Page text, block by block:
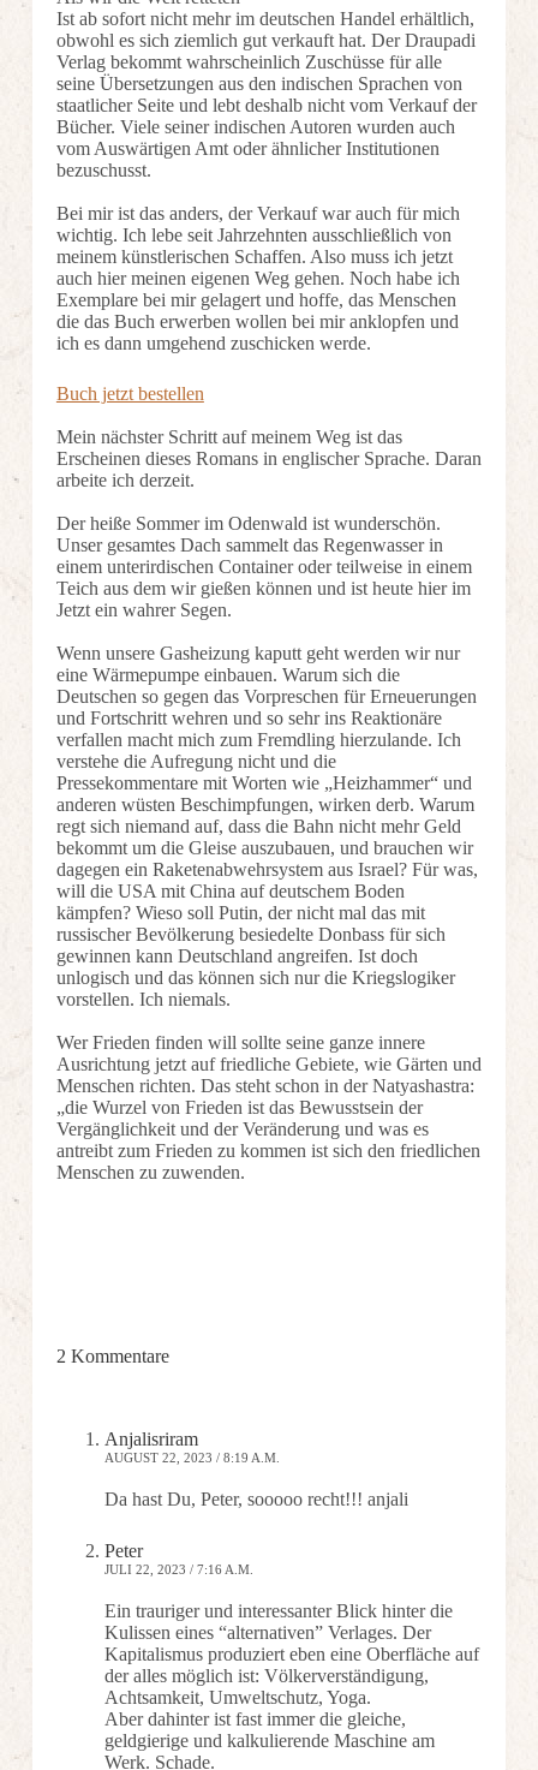
Ist ab sofort nicht mehr im deutschen Handel erhältlich,
obwohl es sich ziemlich gut verkauft hat. Der Draupadi
Verlag bekommt wahrscheinlich Zuschüsse für alle
seine Übersetzungen aus den indischen Sprachen von
staatlicher Seite und lebt deshalb nicht vom Verkauf der
Bücher. Viele seiner indischen Autoren wurden auch
vom Auswärtigen Amt oder ähnlicher Institutionen
bezuschusst.
Bei mir ist das anders, der Verkauf war auch für mich
wichtig. Ich lebe seit Jahrzehnten ausschließlich von
meinem künstlerischen Schaffen. Also muss ich jetzt
auch hier meinen eigenen Weg gehen. Noch habe ich
Exemplare bei mir gelagert und hoffe, das Menschen
die das Buch erwerben wollen bei mir anklopfen und
ich es dann umgehend zuschicken werde.
Buch jetzt bestellen
Mein nächster Schritt auf meinem Weg ist das
Erscheinen dieses Romans in englischer Sprache. Daran
arbeite ich derzeit.
Der heiße Sommer im Odenwald ist wunderschön.
Unser gesamtes Dach sammelt das Regenwasser in
einem unterirdischen Container oder teilweise in einem
Teich aus dem wir gießen können und ist heute hier im
Jetzt ein wahrer Segen.
Wenn unsere Gasheizung kaputt geht werden wir nur
eine Wärmepumpe einbauen. Warum sich die
Deutschen so gegen das Vorpreschen für Erneuerungen
und Fortschritt wehren und so sehr ins Reaktionäre
verfallen macht mich zum Fremdling hierzulande. Ich
verstehe die Aufregung nicht und die
Pressekommentare mit Worten wie „Heizhammer“ und
anderen wüsten Beschimpfungen, wirken derb. Warum
regt sich niemand auf, dass die Bahn nicht mehr Geld
bekommt um die Gleise auszubauen, und brauchen wir
dagegen ein Raketenabwehrsystem aus Israel? Für was,
will die USA mit China auf deutschem Boden
kämpfen? Wieso soll Putin, der nicht mal das mit
russischer Bevölkerung besiedelte Donbass für sich
gewinnen kann Deutschland angreifen. Ist doch
unlogisch und das können sich nur die Kriegslogiker
vorstellen. Ich niemals.
Wer Frieden finden will sollte seine ganze innere
Ausrichtung jetzt auf friedliche Gebiete, wie Gärten und
Menschen richten. Das steht schon in der Natyashastra:
„die Wurzel von Frieden ist das Bewusstsein der
Vergänglichkeit und der Veränderung und was es
antreibt zum Frieden zu kommen ist sich den friedlichen
Menschen zu zuwenden.
2 Kommentare
Anjalisriram
AUGUST 22, 2023 / 8:19 A.M.
Da hast Du, Peter, sooooo recht!!! anjali
Peter
JULI 22, 2023 / 7:16 A.M.
Ein trauriger und interessanter Blick hinter die
Kulissen eines “alternativen” Verlages. Der
Kapitalismus produziert eben eine Oberfläche auf
der alles möglich ist: Völkerverständigung,
Achtsamkeit, Umweltschutz, Yoga.
Aber dahinter ist fast immer die gleiche,
geldgierige und kalkulierende Maschine am
Werk. Schade.